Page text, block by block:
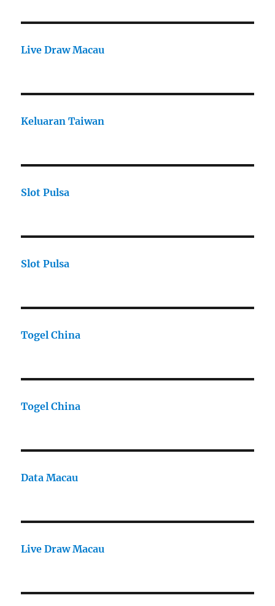
Live Draw Macau
Keluaran Taiwan
Slot Pulsa
Slot Pulsa
Togel China
Togel China
Data Macau
Live Draw Macau